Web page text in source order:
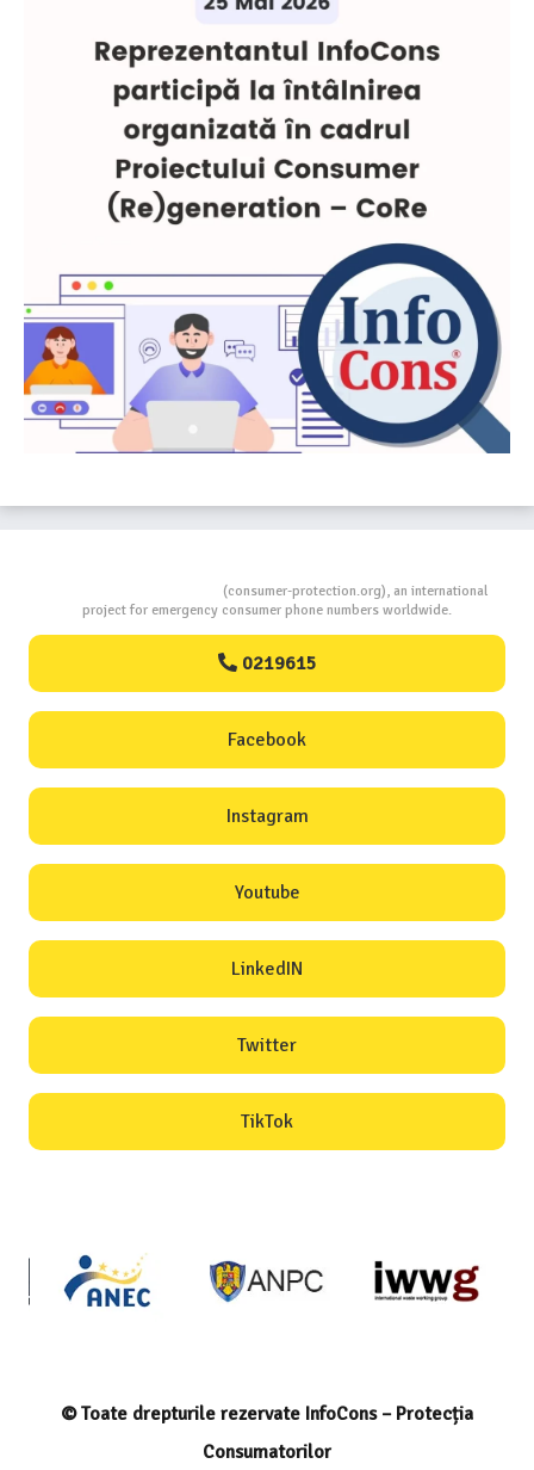
(consumer-protection.org), an international
project for emergency consumer phone numbers worldwide.
0219615
Facebook
Instagram
Youtube
LinkedIN
Twitter
TikTok
© Toate drepturile rezervate InfoCons – Protecția
Consumatorilor